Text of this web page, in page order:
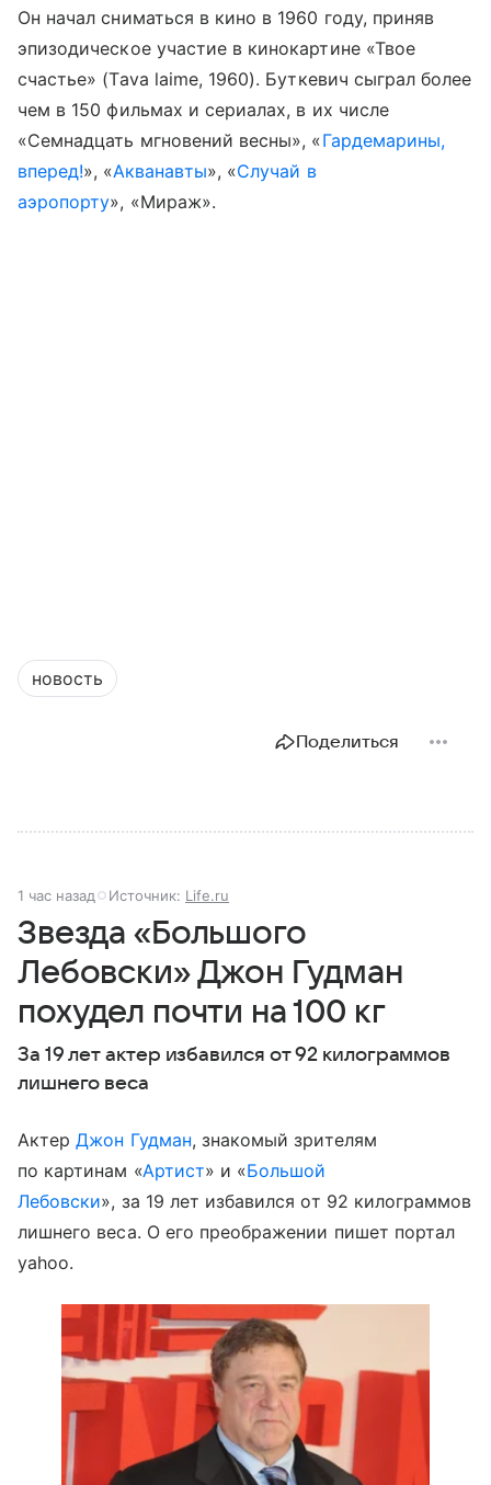
Он начал сниматься в кино в 1960 году, приняв
эпизодическое участие в кинокартине «Твое
счастье» (Tava laime, 1960). Буткевич сыграл более
чем в 150 фильмах и сериалах, в их числе
«Семнадцать мгновений весны», «Гардемарины,
вперед!», «Акванавты», «Случай в
аэропорту», «Мираж».
новость
Поделиться
1 час назад Источник: Life.ru
Звезда «Большого
Лебовски» Джон Гудман
похудел почти на 100 кг
За 19 лет актер избавился от 92 килограммов
лишнего веса
АктерДжон Гудман, знакомый зрителям
по картинам «Артист» и «Большой
Лебовски», за 19 лет избавился от 92 килограммов
лишнего веса. О его преображении пишет портал
yahoo.